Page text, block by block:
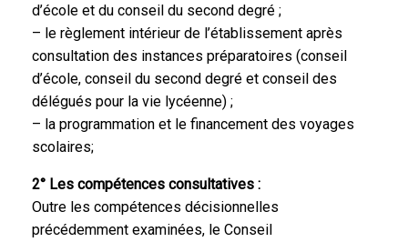
d’école et du conseil du second degré ;
– le règlement intérieur de l’établissement après
consultation des instances préparatoires (conseil
d’école, conseil du second degré et conseil des
délégués pour la vie lycéenne) ;
– la programmation et le financement des voyages
scolaires;
2° Les compétences consultatives :
Outre les compétences décisionnelles
précédemment examinées, le Conseil